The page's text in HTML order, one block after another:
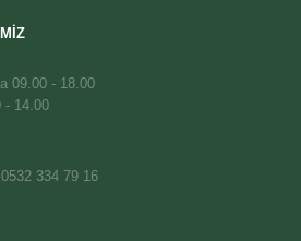
09.00 - 18.00
- 14.00
334 79 16